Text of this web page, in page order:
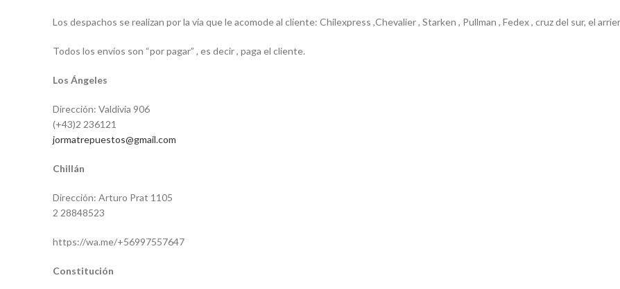
Los despachos se realizan por la vía que le acomode al cliente: Chilexpress ,Chevalier , Starken , Pullman , Fedex , cruz del sur, el
Todos los envíos son “por pagar” , es decir , paga el cliente.
Los Ángeles
Dirección: Valdivia 906
(+43)2 236121
jormatrepuestos@gmail.com
Chillán
Dirección: Arturo Prat 1105
2 28848523
https://wa.me/+56997557647
Constitución